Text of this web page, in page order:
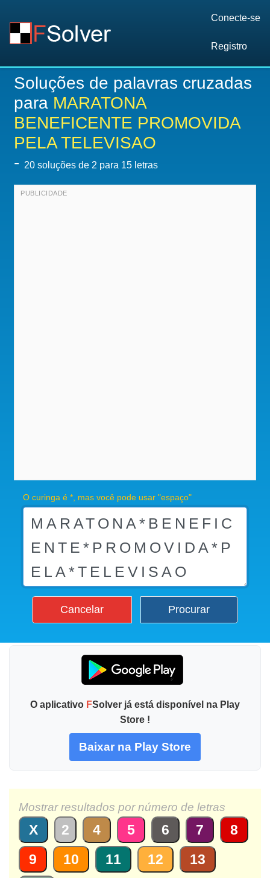
Conecte-se
Registro
Soluções de palavras cruzadas
para MARATONA
BENEFICENTE PROMOVIDA
PELA TELEVISAO
- 20 soluções de 2 para 15 letras
O curinga é *, mas você pode usar "espaço"
Cancelar Procurar
O aplicativo FSolver já está disponível na Play
Store !
Baixar na Play Store
Mostrar resultados por número de letras
X 2 4 5 6 7
8
9
10 11 12
13